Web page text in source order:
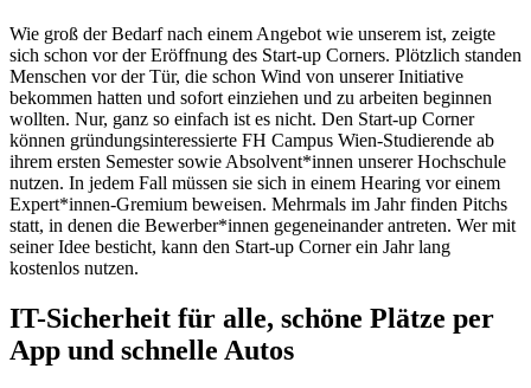
Wie groß der Bedarf nach einem Angebot wie unserem ist, zeigte
sich schon vor der Eröffnung des Start-up Corners. Plötzlich standen
Menschen vor der Tür, die schon Wind von unserer Initiative
bekommen hatten und sofort einziehen und zu arbeiten beginnen
wollten. Nur, ganz so einfach ist es nicht. Den Start-up Corner
können gründungsinteressierte FH Campus Wien-Studierende ab
ihrem ersten Semester sowie Absolvent*innen unserer Hochschule
nutzen. In jedem Fall müssen sie sich in einem Hearing vor einem
Expert*innen-Gremium beweisen. Mehrmals im Jahr finden Pitchs
statt, in denen die Bewerber*innen gegen­einander antreten. Wer mit
seiner Idee besticht, kann den Start-up Corner ein Jahr lang
kostenlos nutzen.
IT-Sicherheit für alle, schöne Plätze per
App und schnelle Autos